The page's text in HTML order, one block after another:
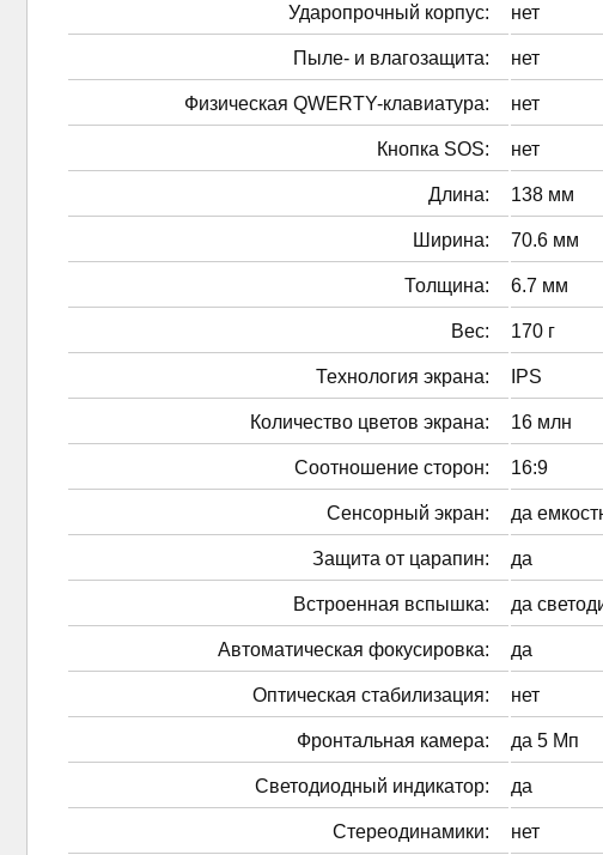
Ударопрочный корпус: нет
Пыле- и влагозащита: нет
Физическая QWERTY-клавиатура: нет
Кнопка SOS: нет
Длина: 138 мм
Ширина: 70.6 мм
Толщина: 6.7 мм
Вес: 170 г
Технология экрана: IPS
Количество цветов экрана: 16 млн
Соотношение сторон: 16:9
Сенсорный экран: да
Защита от царапин: да
Встроенная вспышка: да
Автоматическая фокусировка: да
Оптическая стабилизация: нет
Фронтальная камера: да 5 Мп
Светодиодный индикатор: да
Стереодинамики: нет